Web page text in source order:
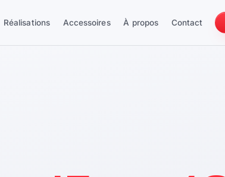
Réalisations Accessoires À propos Contact